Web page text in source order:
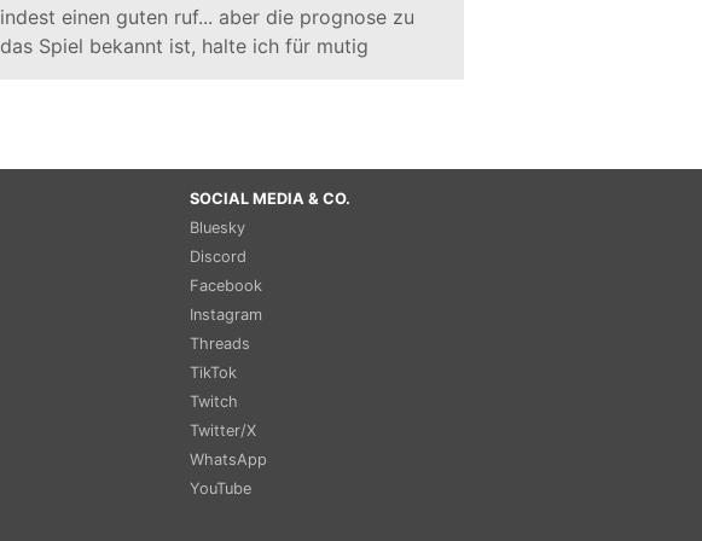
einen guten ruf... aber die prognose zu
Spiel bekannt ist, halte ich für mutig
SOCIAL MEDIA & CO.
Bluesky
Discord
Facebook
Instagram
Threads
TikTok
Twitch
Twitter/X
WhatsApp
YouTube